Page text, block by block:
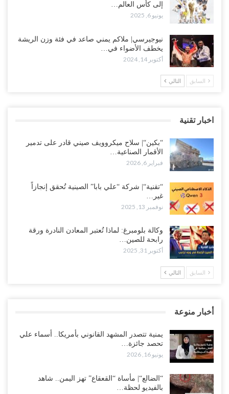
إلى كأس العالم…
يونيو 6, 2025
نيوجيرسي| ملاكم يمني صاعد في فئة وزن الريشة
يخطف الأضواء في…
أكتوبر 14, 2024
السابق التالي
اخبار تقنية
“بكين“| سلاح ميكروويف صيني قادر على تدمير
الأقمار الصناعية…
فبراير 6, 2026
“تقنية“| شركة “علي بابا” الصينية تُحقق إنجازاً
غير…
نوفمبر 13, 2025
وكالة بلومبرغ: لماذا تُعتبر المعادن النادرة ورقة
رابحة للصين…
أكتوبر 31, 2025
السابق التالي
أخبار منوعة
يمنية تتصدر المشهد القانوني بأمريكا.. أسماء علي
تحصد جائزة…
يونيو 16, 2026
“الضالع“| مأساة “القعقاع” تهز اليمن.. شاهد
بالفيديو لحظة…